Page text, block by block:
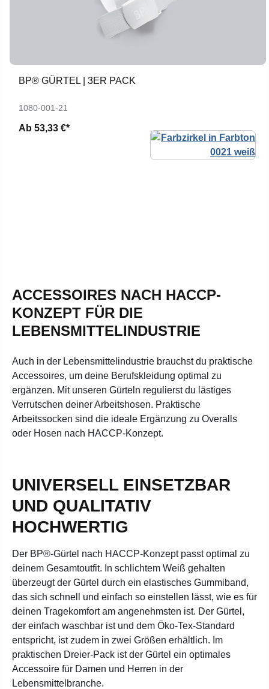
BP® GÜRTEL | 3ER PACK
1080-001-21
Ab 53,33 €*
ACCESSOIRES NACH HACCP-
KONZEPT FÜR DIE
LEBENSMITTELINDUSTRIE
Auch in der Lebensmittelindustrie brauchst du praktische
Accessoires, um deine Berufskleidung optimal zu
ergänzen. Mit unseren Gürteln regulierst du lästiges
Verrutschen deiner Arbeitshosen. Praktische
Arbeitssocken sind die ideale Ergänzung zu Overalls
oder Hosen nach HACCP-Konzept.
UNIVERSELL EINSETZBAR
UND QUALITATIV
HOCHWERTIG
Der BP®-Gürtel nach HACCP-Konzept passt optimal zu
deinem Gesamtoutfit. In schlichtem Weiß gehalten
überzeugt der Gürtel durch ein elastisches Gummiband,
das sich schnell und einfach so einstellen lässt, wie es für
deinen Tragekomfort am angenehmsten ist. Der Gürtel,
der einfach waschbar ist und dem Öko-Tex-Standard
entspricht, ist zudem in zwei Größen erhältlich. Im
praktischen Dreier-Pack ist der Gürtel ein optimales
Accessoire für Damen und Herren in der
Lebensmittelbranche.